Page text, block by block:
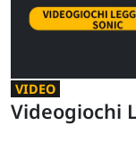
VIDEO
Videogiochi